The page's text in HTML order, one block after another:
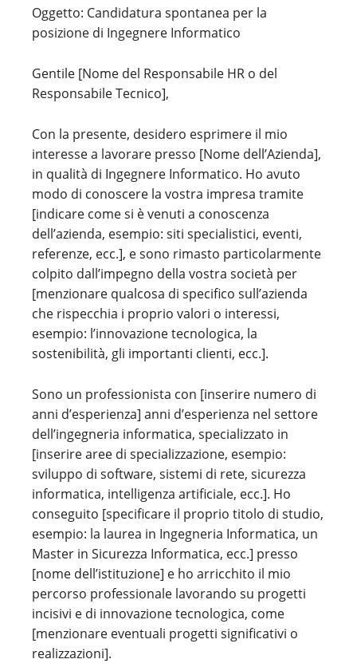
Oggetto: Candidatura spontanea per la
posizione di Ingegnere Informatico
Gentile [Nome del Responsabile HR o del
Responsabile Tecnico],
Con la presente, desidero esprimere il mio
interesse a lavorare presso [Nome dell’Azienda],
in qualità di Ingegnere Informatico. Ho avuto
modo di conoscere la vostra impresa tramite
[indicare come si è venuti a conoscenza
dell’azienda, esempio: siti specialistici, eventi,
referenze, ecc.], e sono rimasto particolarmente
colpito dall’impegno della vostra società per
[menzionare qualcosa di specifico sull’azienda
che rispecchia i proprio valori o interessi,
esempio: l’innovazione tecnologica, la
sostenibilità, gli importanti clienti, ecc.].
Sono un professionista con [inserire numero di
anni d’esperienza] anni d’esperienza nel settore
dell’ingegneria informatica, specializzato in
[inserire aree di specializzazione, esempio:
sviluppo di software, sistemi di rete, sicurezza
informatica, intelligenza artificiale, ecc.]. Ho
conseguito [specificare il proprio titolo di studio,
esempio: la laurea in Ingegneria Informatica, un
Master in Sicurezza Informatica, ecc.] presso
[nome dell’istituzione] e ho arricchito il mio
percorso professionale lavorando su progetti
incisivi e di innovazione tecnologica, come
[menzionare eventuali progetti significativi o
realizzazioni].